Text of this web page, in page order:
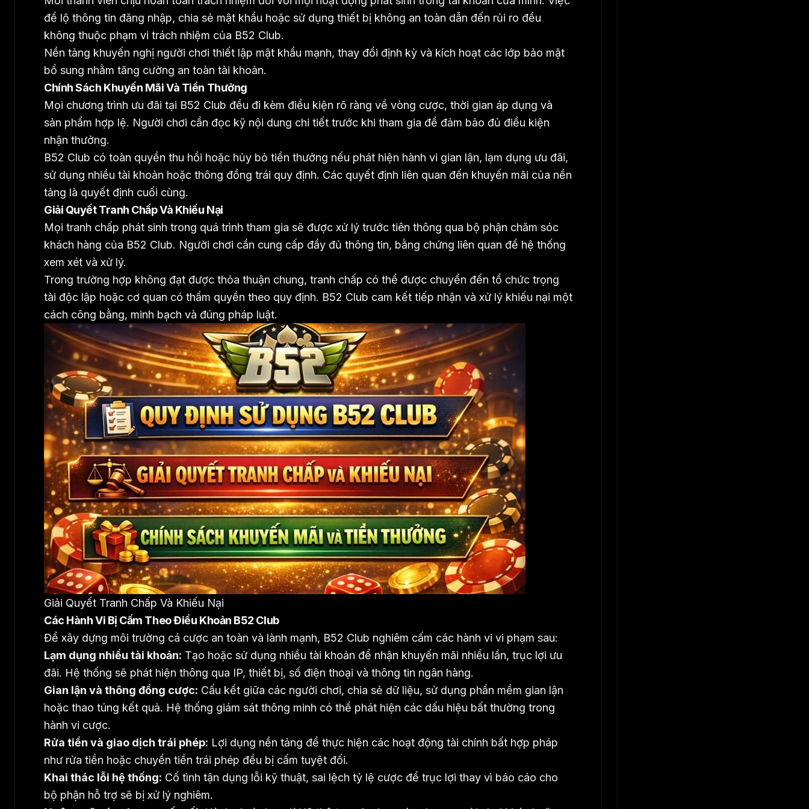
để lộ thông tin đăng nhập, chia sẻ mật khẩu hoặc sử dụng thiết bị không an toàn dẫn đến rủi ro đều
không thuộc phạm vi trách nhiệm của B52 Club.
Nền tảng khuyến nghị người chơi thiết lập mật khẩu mạnh, thay đổi định kỳ và kích hoạt các lớp bảo mật
bổ sung nhằm tăng cường an toàn tài khoản.
Chính Sách Khuyến Mãi Và Tiền Thưởng
Mọi chương trình ưu đãi tại B52 Club đều đi kèm điều kiện rõ ràng về vòng cược, thời gian áp dụng và
sản phẩm hợp lệ. Người chơi cần đọc kỹ nội dung chi tiết trước khi tham gia để đảm bảo đủ điều kiện
nhận thưởng.
B52 Club có toàn quyền thu hồi hoặc hủy bỏ tiền thưởng nếu phát hiện hành vi gian lận, lạm dụng ưu đãi,
sử dụng nhiều tài khoản hoặc thông đồng trái quy định. Các quyết định liên quan đến khuyến mãi của nền
tảng là quyết định cuối cùng.
Giải Quyết Tranh Chấp Và Khiếu Nại
Mọi tranh chấp phát sinh trong quá trình tham gia sẽ được xử lý trước tiên thông qua bộ phận chăm sóc
khách hàng của B52 Club. Người chơi cần cung cấp đầy đủ thông tin, bằng chứng liên quan để hệ thống
xem xét và xử lý.
Trong trường hợp không đạt được thỏa thuận chung, tranh chấp có thể được chuyển đến tổ chức trọng
tài độc lập hoặc cơ quan có thẩm quyền theo quy định. B52 Club cam kết tiếp nhận và xử lý khiếu nại một
cách công bằng, minh bạch và đúng pháp luật.
Giải Quyết Tranh Chấp Và Khiếu Nại
Các Hành Vi Bị Cấm Theo Điều Khoản B52 Club
Để xây dựng môi trường cá cược an toàn và lành mạnh, B52 Club nghiêm cấm các hành vi vi phạm sau:
Lạm dụng nhiều tài khoản: Tạo hoặc sử dụng nhiều tài khoản để nhận khuyến mãi nhiều lần, trục lợi ưu
đãi. Hệ thống sẽ phát hiện thông qua IP, thiết bị, số điện thoại và thông tin ngân hàng.
Gian lận và thông đồng cược: Cấu kết giữa các người chơi, chia sẻ dữ liệu, sử dụng phần mềm gian lận
hoặc thao túng kết quả. Hệ thống giám sát thông minh có thể phát hiện các dấu hiệu bất thường trong
hành vi cược.
Rửa tiền và giao dịch trái phép: Lợi dụng nền tảng để thực hiện các hoạt động tài chính bất hợp pháp
như rửa tiền hoặc chuyển tiền trái phép đều bị cấm tuyệt đối.
Khai thác lỗi hệ thống: Cố tình tận dụng lỗi kỹ thuật, sai lệch tỷ lệ cược để trục lợi thay vì báo cáo cho
bộ phận hỗ trợ sẽ bị xử lý nghiêm.